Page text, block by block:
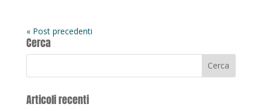
« Post precedenti
Cerca
Articoli recenti